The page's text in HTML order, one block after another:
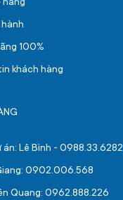
hàng
100%
khách hàng
Lê Bình - 0988.33.6282
0902.006.568
Quang: 0962.888.226